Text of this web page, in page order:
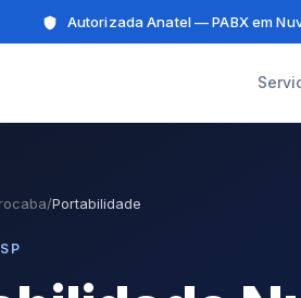
Autorizada Anatel — PABX em
/Portabilidade